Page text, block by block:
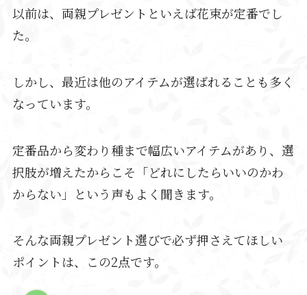
以前は、両親プレゼントといえば花束が定番でし
た。
しかし、最近は他のアイテムが選ばれることも多く
なっています。
定番品から変わり種まで幅広いアイテムがあり、選
択肢が増えたからこそ「どれにしたらいいのかわ
からない」という声もよく聞きます。
そんな両親プレゼント選びで必ず押さえてほしい
ポイントは、この2点です。